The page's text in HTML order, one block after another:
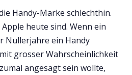
Handy-Marke schlechthin.
heute sind. Wenn ein
Nullerjahre ein Handy
grosser Wahrscheinlichkeit
angesagt sein wollte,